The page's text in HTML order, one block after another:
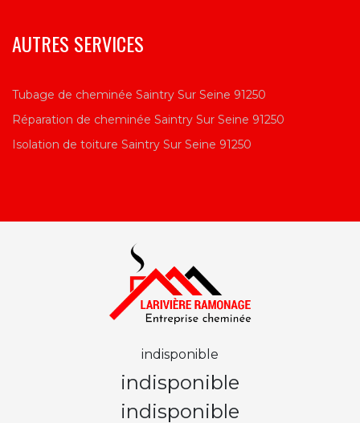
AUTRES SERVICES
Tubage de cheminée Saintry Sur Seine 91250
Réparation de cheminée Saintry Sur Seine 91250
Isolation de toiture Saintry Sur Seine 91250
indisponible
indisponible
indisponible